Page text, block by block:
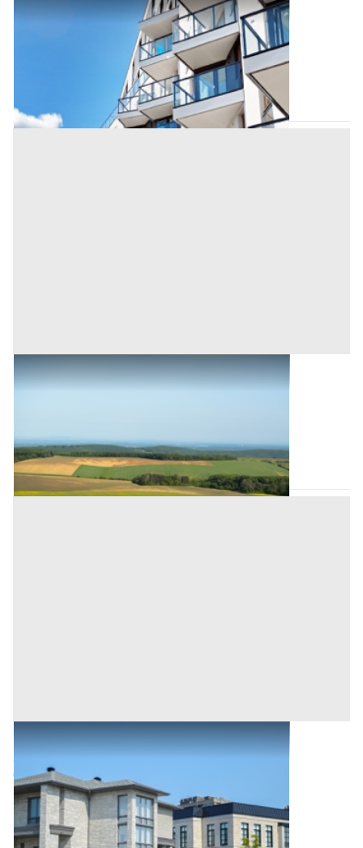
Appartamento all'asta a Nuoro
Villagrande Strisaili (Nuoro)
21.261 €
b2073057
Terreni all'asta a Nuoro
Codice asta:CT132455
Asta chiusa
Abitazione di Tipo Civile all'asta a Nuoro
Villagrande Strisaili (Nuoro)
9.658,50 € 12.878 €
Codice asta:d0616dcd
Asta chiusa